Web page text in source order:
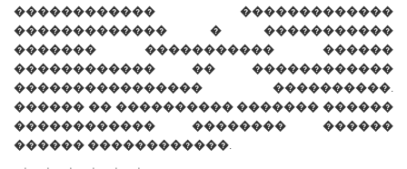
������������ �������������
������������� � �����������
������� ����������� ������
������������ �� ������������
���������������� ����������.
������ �� ���������� ������� ������
������������ �������� ������
������ ������������.